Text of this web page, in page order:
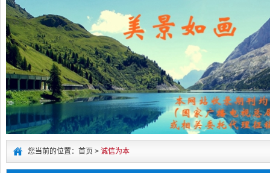
您当前的位置：首页 > 诚信为本